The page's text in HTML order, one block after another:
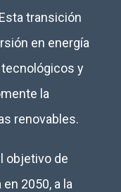
transición
en energía
tecnológicos y
la
renovables.
objetivo de
2050, a la